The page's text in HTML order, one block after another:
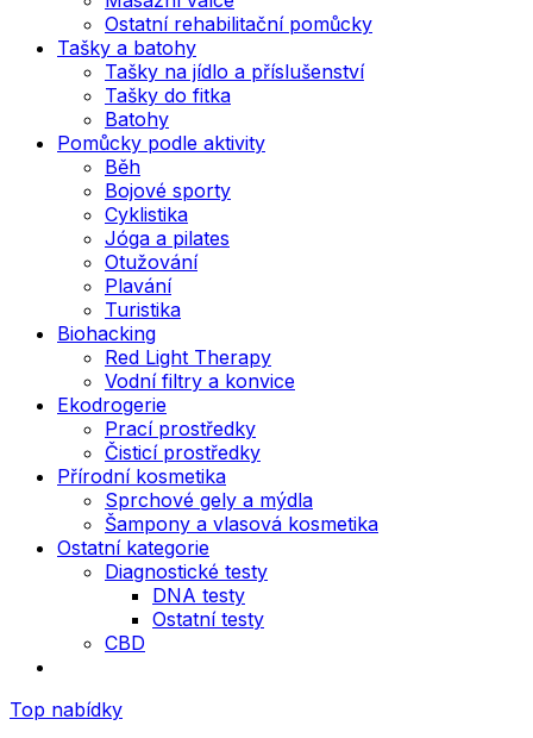
Ostatní rehabilitační pomůcky
Tašky a batohy
Tašky na jídlo a příslušenství
Tašky do fitka
Batohy
Pomůcky podle aktivity
Běh
Bojové sporty
Cyklistika
Jóga a pilates
Otužování
Plavání
Turistika
Biohacking
Red Light Therapy
Vodní filtry a konvice
Ekodrogerie
Prací prostředky
Čisticí prostředky
Přírodní kosmetika
Sprchové gely a mýdla
Šampony a vlasová kosmetika
Ostatní kategorie
Diagnostické testy
DNA testy
Ostatní testy
CBD
Top nabídky